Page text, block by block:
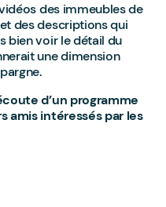
des immeubles de
des descriptions qui
bien voir le détail du
une dimension
d’un programme
amis intéressés par les